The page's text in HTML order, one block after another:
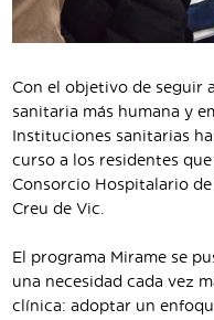
Con el objetivo de seguir
sanitaria más humana y
Instituciones sanitarias
curso a los residentes
Consorcio Hospitalario
Creu de Vic.
El programa Mirame se
una necesidad cada vez
clínica: adoptar un